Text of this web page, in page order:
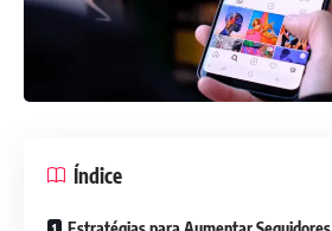
Índice